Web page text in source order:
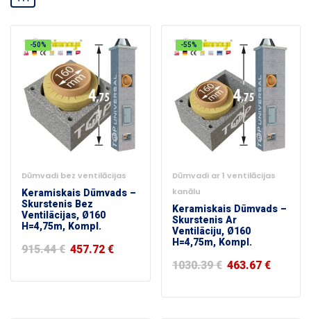
-50%
Dūmvadi bez ventilācijas
Keramiskais Dūmvads –
Skurstenis Bez
Ventilācijas, Ø160
H=4,75m, Kompl.
915.44€ 457.72€
-55%
Dūmvadi ar 1 ventilācijas
kanālu
Keramiskais Dūmvads –
Skurstenis Ar
Ventilāciju, Ø160
H=4,75m, Kompl.
1030.39€ 463.67€